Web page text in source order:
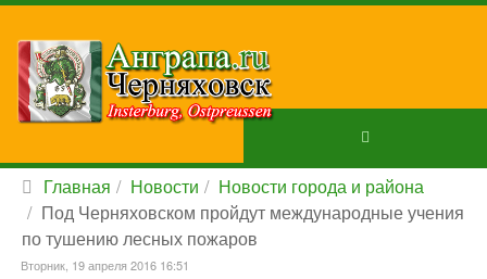
Главная Новости
Новости города и района
Под Черняховском пройдут международные учения
по тушению лесных пожаров
Вторник, 19 апреля 2016 16:51